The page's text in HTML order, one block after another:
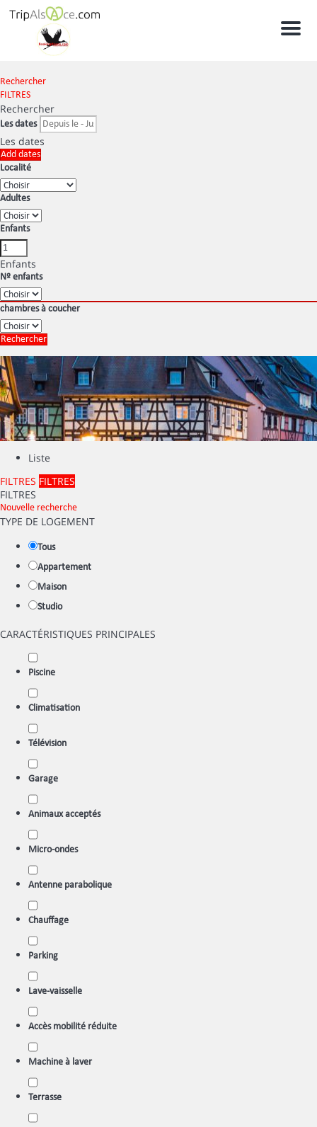
Menu
Rechercher
FILTRES
Rechercher
Les dates
Les dates
Add dates
Localité
Adultes
Enfants
Enfants
Nº enfants
chambres à coucher
Rechercher
Liste
FILTRES FILTRES
FILTRES
Nouvelle recherche
TYPE DE LOGEMENT
Tous
Appartement
Maison
Studio
CARACTÉRISTIQUES PRINCIPALES
Piscine
Climatisation
Télévision
Garage
Animaux acceptés
Micro-ondes
Antenne parabolique
Chauffage
Parking
Lave-vaisselle
Accès mobilité réduite
Machine à laver
Terrasse